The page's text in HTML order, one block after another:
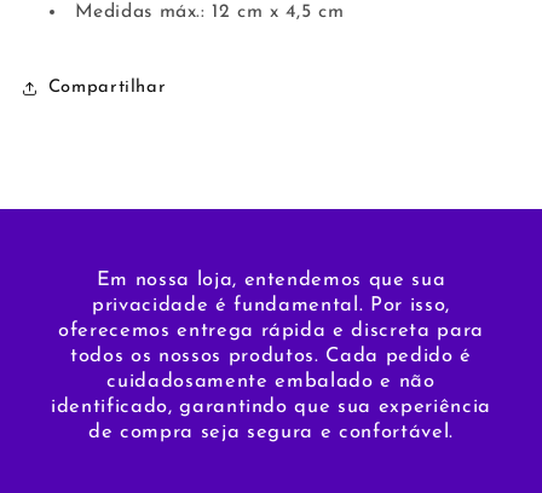
Medidas máx.: 12 cm x 4,5 cm
Compartilhar
Em nossa loja, entendemos que sua
privacidade é fundamental. Por isso,
oferecemos entrega rápida e discreta para
todos os nossos produtos. Cada pedido é
cuidadosamente embalado e não
identificado, garantindo que sua experiência
de compra seja segura e confortável.